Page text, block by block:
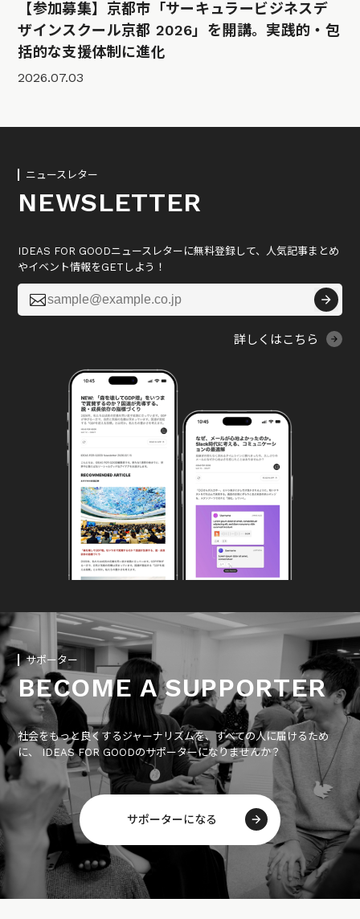
【参加募集】京都市「サーキュラービジネスデ
ザインスクール京都 2026」を開講。実践的・包
括的な支援体制に進化
2026.07.03
ニュースレター
NEWSLETTER
IDEAS FOR GOODニュースレターに無料登録して、人気記事まとめ
やイベント情報をGETしよう！

詳しくはこちら
サポーター
BECOME A SUPPORTER
社会をもっと良くするジャーナリズムを、すべての人に届けるため
に、 IDEAS FOR GOODのサポーターになりませんか？
サポーターになる